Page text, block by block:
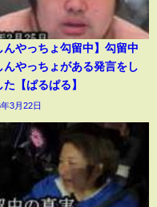
んやっちょ勾留中】勾留中
んやっちょがある発言をし
た【ぱるぱる】
3月22日